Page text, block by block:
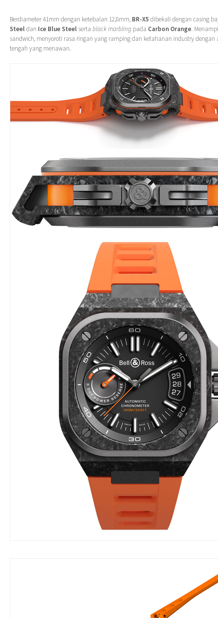
Berdiameter 41mm dengan ketebalan 12,8mm, BR-X5 dibekali dengan casing
Steeldan Ice Blue Steel serta black marbling pada Carbon Orange.
sandwich, menyoroti rasa ringan yang ramping dan ketahanan industry dengan
tengah yang menawan.